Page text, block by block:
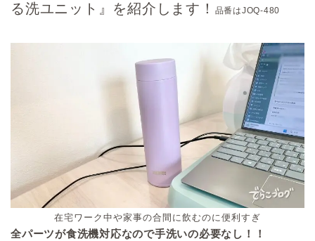
る洗ユニット』を紹介します！
品番はJOQ-480
在宅ワーク中や家事の合間に飲むのに便利すぎ
全パーツが食洗機対応なので手洗いの必要なし！！